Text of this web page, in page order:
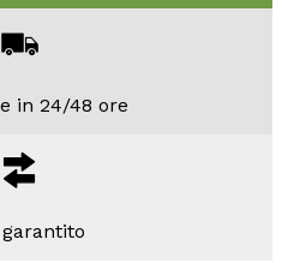
in 24/48 ore
garantito